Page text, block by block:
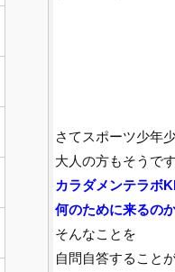
さてスポーツ少年
大人の方もそうで
カラダメンテラボ
何のために来るの
そんなことを
自問自答すること